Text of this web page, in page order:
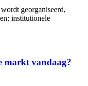
georganiseerd,
institutionele
markt vandaag?